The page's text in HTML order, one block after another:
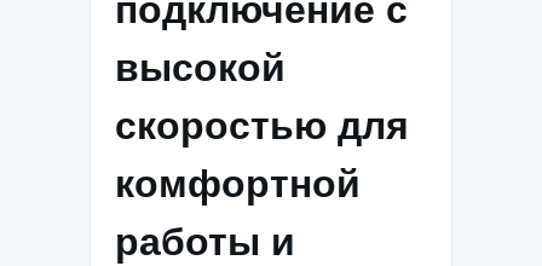
подключение с
высокой
скоростью для
комфортной
работы и